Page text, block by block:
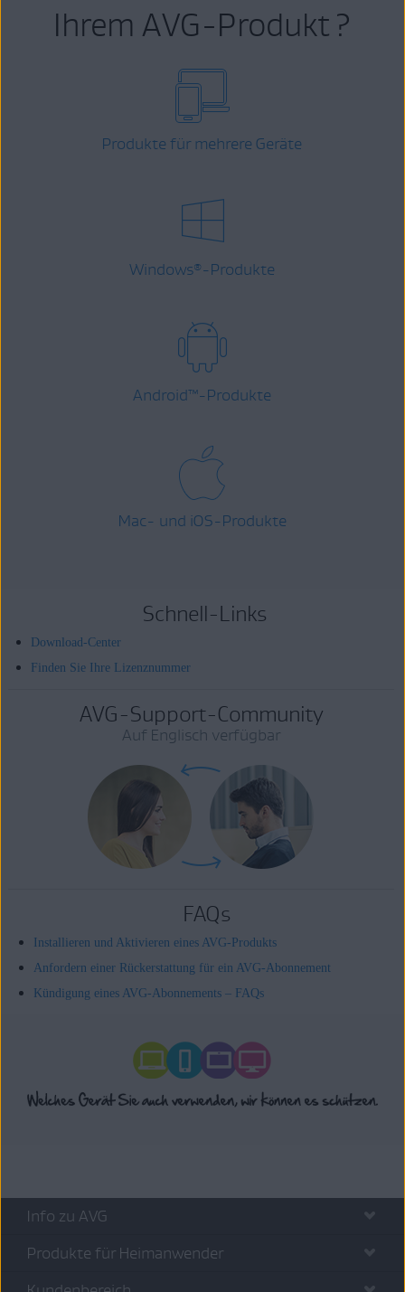
Ihrem AVG-Produkt ?
Produkte für mehrere Geräte
Windows® -Produkte
Android™-Produkte
Mac- und iOS-Produkte
Schnell-Links
Download-Center
Finden Sie Ihre Lizenznummer
AVG-Support-Community
Auf Englisch verfügbar
FAQs
Installieren und Aktivieren eines AVG-Produkts
Anfordern einer Rückerstattung für ein AVG-Abonnement
Kündigung eines AVG-Abonnements – FAQs
Info zu AVG
Produkte für Heimanwender